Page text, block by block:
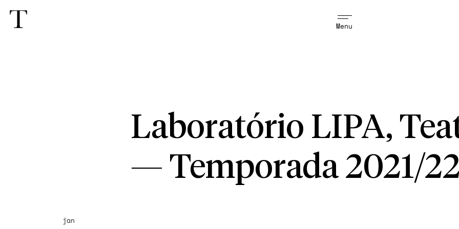
Menu
Laboratório LIPA,
— Temporada 2021/22
jan